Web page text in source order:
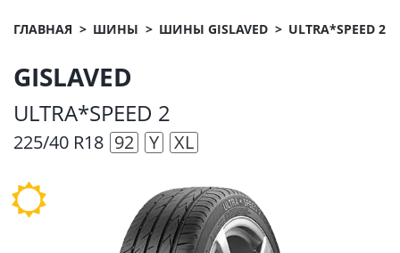
ГЛАВНАЯ ШИНЫ ШИНЫ GISLAVED ULTRA*SPEED 2
GISLAVED
ULTRA*SPEED 2
225/40 R18 92 Y XL